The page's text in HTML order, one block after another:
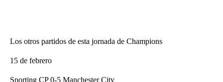
Los otros partidos de esta jornada de Champions
15 de febrero
Sporting CP 0-5 Manchester City